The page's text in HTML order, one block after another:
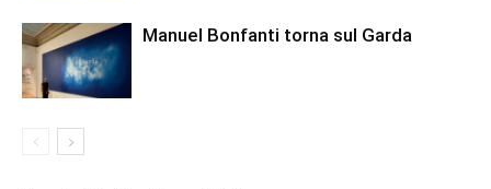
Manuel Bonfanti torna sul Garda